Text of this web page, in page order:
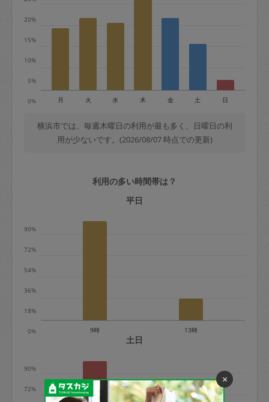
50%
金曜日9時～土曜日8時まで＝依頼金額の
＋交通費全額
依頼者不在による当日キャンセル＝依頼
金額の100%＋交通費全額
定期契約をキャンセルする場合、毎週定
期は月2回まで隔週定期は月1回までキャ
※キャンセル料金の設定について：
1回（3時間）依頼した場合の金額の差額
相当で料金設定されています。
0%
5%
10%
15%
20%
月 火 水 木 金 土 日
横浜市では、毎週木曜日の利用が最も多く、日曜日の利
用が少ないです。(2026/08/07 時点での更新)
利用の多い時間帯は？
平日
0%
18%
36%
54%
72%
90%
9時 13時
土日
72%
90%
×